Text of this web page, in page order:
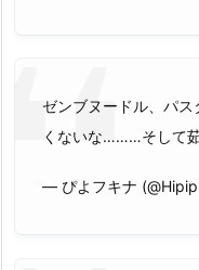
ゼンブヌードル、パ
くないな………そして
— ぴよフキナ